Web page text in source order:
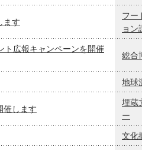
ます
フー
ョン
ト広報キャンペーンを開催
総合
地球
催します
埋蔵
ー
文化